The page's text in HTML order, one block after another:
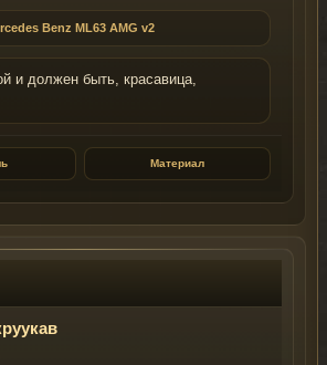
Benz ML63 AMG v2
и должен быть, красавица,
Материал